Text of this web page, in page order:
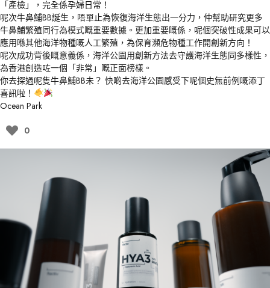
「產檢」，完全係孕婦日常！
呢次牛鼻鯆BB誕生，唔單止為恢復海洋生態出一分力，仲幫助研究更多
牛鼻鯆繁殖同行為模式嘅重要數據。更加重要嘅係，呢個突破性成果可以
應用喺其他海洋物種嘅人工繁殖，為保育瀕危物種工作開創新方向！
呢次成功背後嘅意義係，海洋公園用創新方法去守護海洋生態同多樣性，
為香港創造咗一個「非常」嘅正面榜樣。
你去探過呢隻牛鼻鯆BB未？ 快啲去海洋公園感受下呢個史無前例嘅添丁
喜訊啦！
Ocean Park
0